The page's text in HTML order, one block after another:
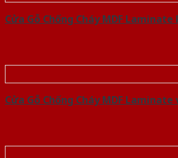
Cửa Gỗ Chống Cháy MDF Laminate
Cửa Gỗ Chống Cháy MDF Laminate